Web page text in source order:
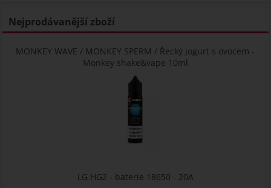
Nejprodávanější zboží
MONKEY WAVE / MONKEY SPERM / Řecký jogurt s ovocem -
Monkey shake&vape 10ml
LG HG2 - baterie 18650 - 20A